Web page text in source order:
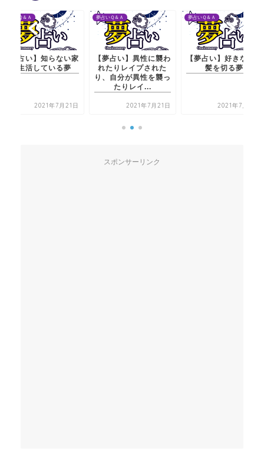
夢占いＱ＆Ａ
【夢占い】知らない家
で生活している夢
2021年7月21日
夢占いＱ＆Ａ
【夢占い】異性に襲わ
れたりレイプされた
り、自分が異性を襲っ
たりレイ...
2021年7月21日
夢占いＱ＆Ａ
【夢占い】好きな人が
髪を切る夢
2021年7月20日
スポンサーリンク